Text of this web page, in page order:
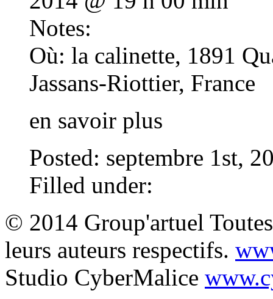
Notes:
Où: la calinette, 1891
Jassans-Riottier, France
en savoir plus
Posted: septembre 1st,
Filled under:
© 2014 Group'artuel
leurs auteurs respectifs.
Studio CyberMalice